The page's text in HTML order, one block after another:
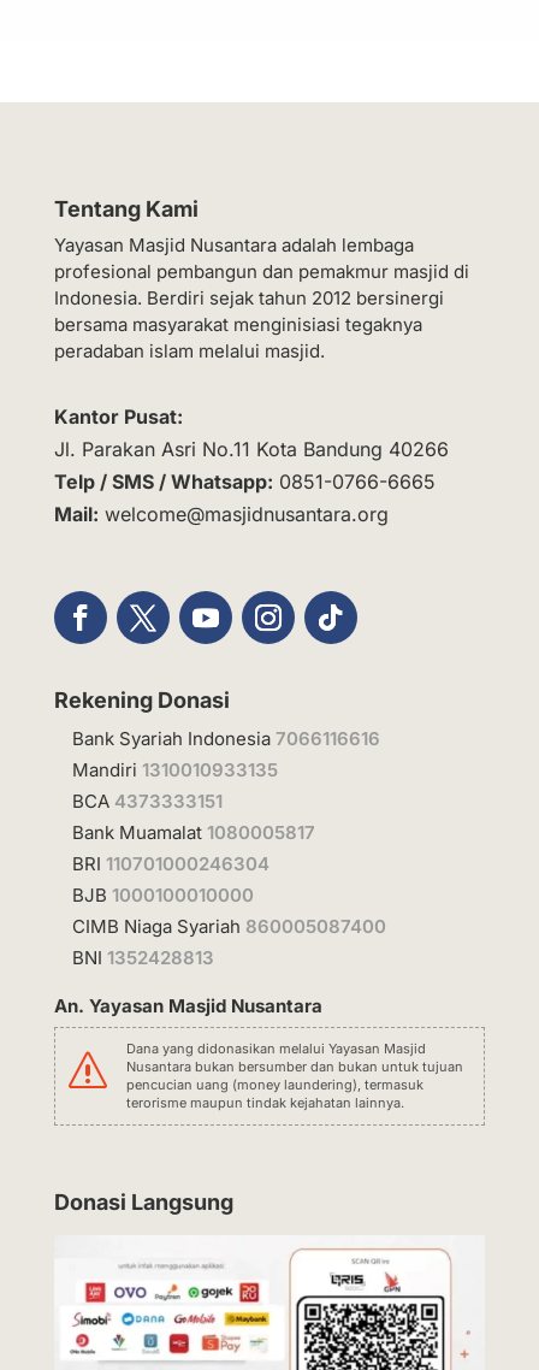
Tentang Kami
Yayasan Masjid Nusantara adalah lembaga
profesional pembangun dan pemakmur masjid di
Indonesia. Berdiri sejak tahun 2012 bersinergi
bersama masyarakat menginisiasi tegaknya
peradaban islam melalui masjid.
Kantor Pusat:
Jl. Parakan Asri No.11 Kota Bandung 40266
Telp / SMS / Whatsapp: 0851-0766-6665
Mail: welcome@masjidnusantara.org
Rekening Donasi
Bank Syariah Indonesia 7066116616
Mandiri 1310010933135
BCA 4373333151
Bank Muamalat 1080005817
BRI 110701000246304
BJB 1000100010000
CIMB Niaga Syariah 860005087400
BNI 1352428813
An. Yayasan Masjid Nusantara
s
Dana yang didonasikan melalui Yayasan Masjid
Nusantara bukan bersumber dan bukan untuk tujuan
pencucian uang (money laundering), termasuk
terorisme maupun tindak kejahatan lainnya.
Donasi Langsung